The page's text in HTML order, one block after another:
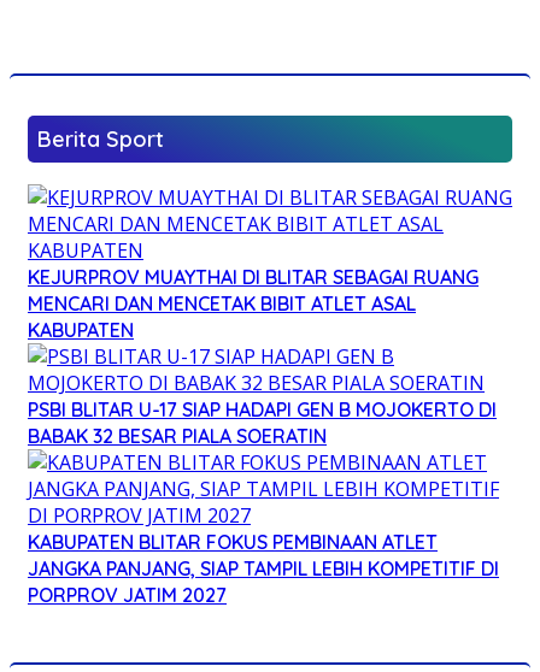
Berita Sport
KEJURPROV MUAYTHAI DI BLITAR SEBAGAI RUANG
MENCARI DAN MENCETAK BIBIT ATLET ASAL
KABUPATEN
PSBI BLITAR U-17 SIAP HADAPI GEN B MOJOKERTO DI
BABAK 32 BESAR PIALA SOERATIN
KABUPATEN BLITAR FOKUS PEMBINAAN ATLET
JANGKA PANJANG, SIAP TAMPIL LEBIH KOMPETITIF DI
PORPROV JATIM 2027